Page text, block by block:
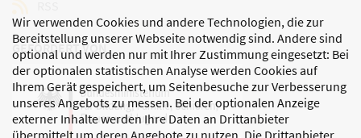
Wir verwenden Cookies und andere Technologien, die zur
Bereitstellung unserer Webseite notwendig sind. Andere sind
optional und werden nur mit Ihrer Zustimmung eingesetzt: Bei
der optionalen statistischen Analyse werden Cookies auf
Ihrem Gerät gespeichert, um Seitenbesuche zur Verbesserung
unseres Angebots zu messen. Bei der optionalen Anzeige
externer Inhalte werden Ihre Daten an Drittanbieter
übermittelt um deren Angebote zu nutzen. Die Drittanbieter
GEFÖRDERT VON